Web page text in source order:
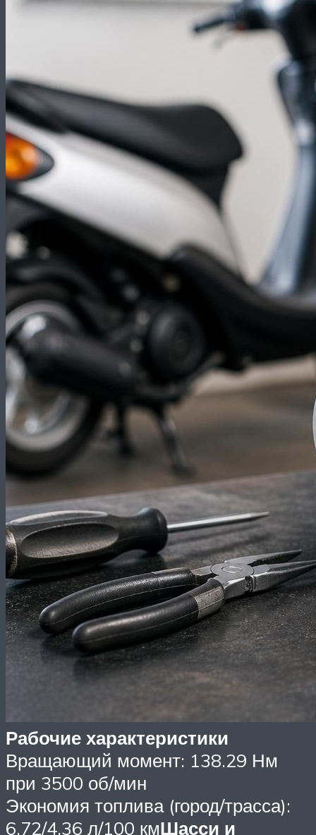
Рабочие характеристики
Вращающий момент: 138.29 Нм
при 3500 об/мин
Экономия топлива (город/трасса):
6.72/4.36 л/100 кмШасси и